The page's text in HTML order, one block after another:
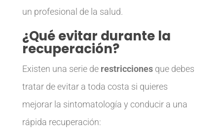
un profesional de la salud.
¿Qué evitar durante la
recuperación?
Existen una serie de restriccionesque debes
tratar de evitar a toda costa si quieres
mejorar la sintomatología y conducir a una
rápida recuperación: